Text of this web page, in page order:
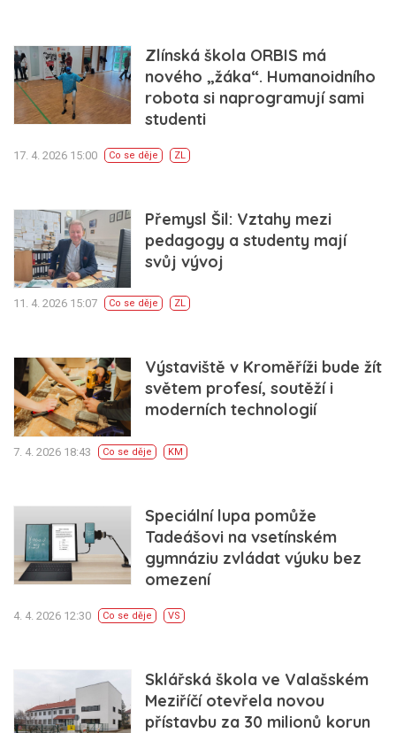
Zlínská škola ORBIS má
nového „žáka“. Humanoidního
robota si naprogramují sami
studenti
17. 4. 2026 15:00 Co se děje ZL
Přemysl Šil: Vztahy mezi
pedagogy a studenty mají
svůj vývoj
11. 4. 2026 15:07 Co se děje ZL
Výstaviště v Kroměříži bude žít
světem profesí, soutěží i
moderních technologií
7. 4. 2026 18:43 Co se děje KM
Speciální lupa pomůže
Tadeášovi na vsetínském
gymnáziu zvládat výuku bez
omezení
4. 4. 2026 12:30 Co se děje VS
Sklářská škola ve Valašském
Meziříčí otevřela novou
přístavbu za 30 milionů korun